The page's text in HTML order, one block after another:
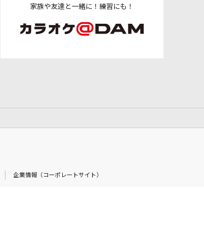
家族や友達と一緒に！練習にも！
企業情報（コーポレートサイト）